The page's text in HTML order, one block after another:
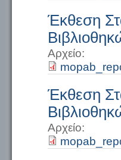
Έκθεση
Αρχείο:
Έκθεση
Αρχείο: